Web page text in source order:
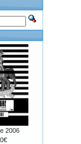
2006